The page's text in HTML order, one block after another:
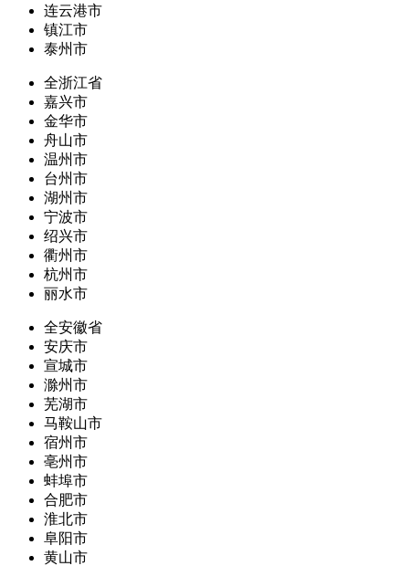
连云港市
镇江市
泰州市
全浙江省
嘉兴市
金华市
舟山市
温州市
台州市
湖州市
宁波市
绍兴市
衢州市
杭州市
丽水市
全安徽省
安庆市
宣城市
滁州市
芜湖市
马鞍山市
宿州市
亳州市
蚌埠市
合肥市
淮北市
阜阳市
黄山市